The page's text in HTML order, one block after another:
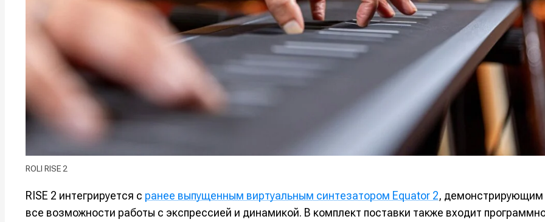
Мы в социальных сетях
О проекте Редакционная политика (в разработке)
Мы в социальных сетях
О проекте Редакционная политика (в разработке)
ROLI RISE 2
RISE 2 интегрируется с ранее выпущенным виртуальным синтезатором Equator 2, демонстрирующим
все возможности работы с экспрессией и динамикой. В комплект поставки также входит